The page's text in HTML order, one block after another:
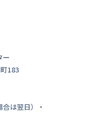
ー
町183
は翌日）・